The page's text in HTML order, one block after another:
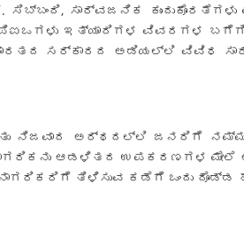
ಸಾರ್ವಜನಿಕ ಕುಂದುಕೊರತೆಗಳು
ಪಿಐಒಗಳು ಇತ್ಯಾದಿಗಳ ವಿವರಗಳ
ಸರ್ಕಾರದ ಅಡಿಯಲ್ಲಿ ವಿವಿಧ
ನಿಜವಾದ ಅರ್ಥದಲ್ಲಿ ಜನರಿಗೆ ನಮ್ಮ
ನಾಗರಿಕನು ಆಡಳಿತದ ಉಪಕರಣಗಳ
ತಿಳಿಸುವ ಕಡೆಗೆ ಒಂದು ದೊಡ್ಡ